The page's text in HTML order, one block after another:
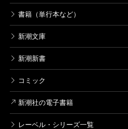
書籍（単行本など）
新潮文庫
新潮新書
コミック
新潮社の電子書籍
レーベル・シリーズ一覧